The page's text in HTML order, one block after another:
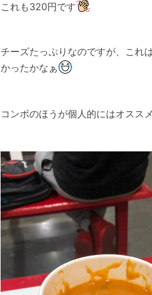
これも320円です
チーズたっぷりなのですが、これ
かったかなぁ
コンボのほうが個人的にはオススメ